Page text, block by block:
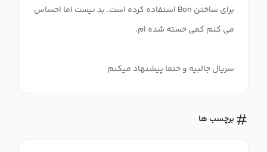
برای ساختن Bon استفاده کرده است. بد نیست اما احساس
سریال جالبیه و حتما پیشنهاد میکنم
برچسب ها